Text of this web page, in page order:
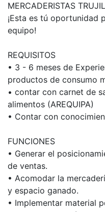
MERCADERISTAS
¡Esta es tú oportunidad
equipo!
REQUISITOS
• 3 - 6 meses de
productos de consumo
• contar con carnet de
alimentos (AREQUIPA)
• Contar con
FUNCIONES
• Generar el
de ventas.
• Acomodar la
y espacio ganado.
• Implementar material